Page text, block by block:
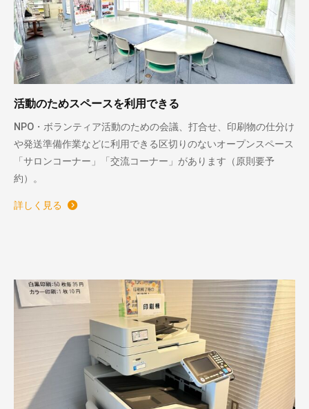
活動のためスペースを利用できる
NPO・ボランティア活動のための会議、打合せ、印刷物の仕分け
や発送準備作業などに利用できる区切りのないオープンスペース
「サロンコーナー」「交流コーナー」があります（原則要予
約）。
詳しく見る